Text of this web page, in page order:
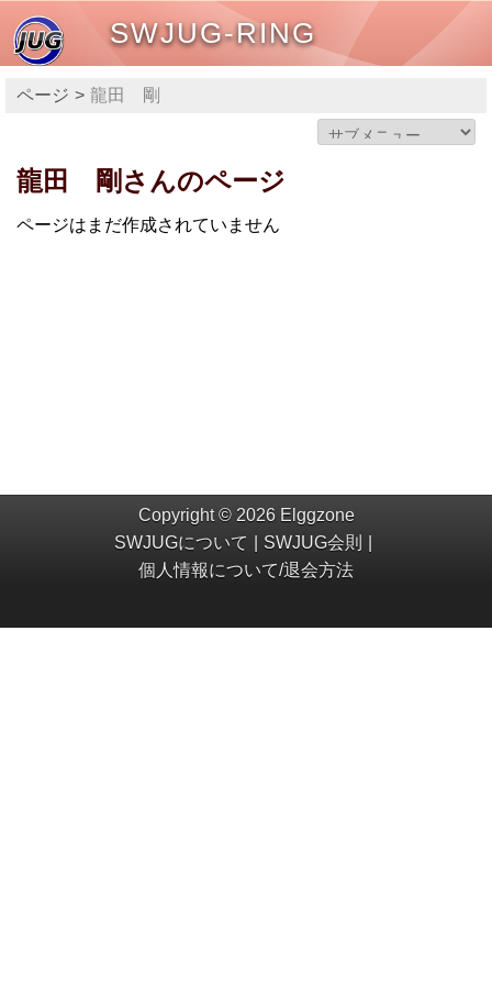
SWJUG-RING
ページ 龍田 剛
龍田 剛さんのページ
ページはまだ作成されていません
Copyright © 2026 Elggzone
SWJUGについて
SWJUG会則
個人情報について/退会方法